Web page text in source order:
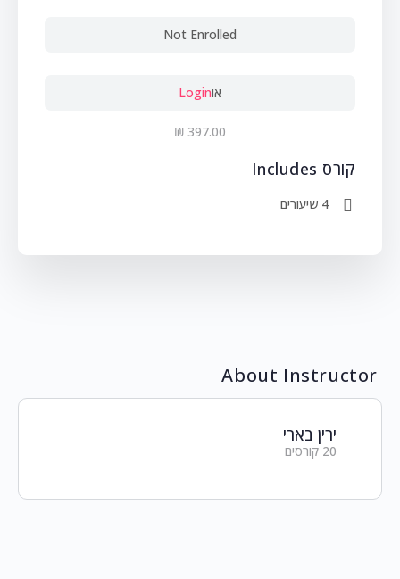
About Instructor
ירין בארי
20 קורסים
Not Enrolled
אוLogin
קורס Includes
4 שיעורים